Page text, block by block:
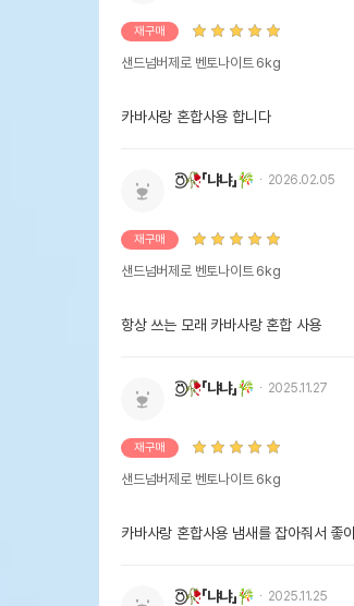
재구매
샌드넘버제로 벤토나이트 6kg
카바사랑 혼합사용 합니다
⍥⃝🥀「냐냐」🎋 2026.02.05
재구매
샌드넘버제로 벤토나이트 6kg
항상 쓰는 모래 카바사랑 혼합 사용
⍥⃝🥀「냐냐」🎋 2025.11.27
재구매
샌드넘버제로 벤토나이트 6kg
카바사랑 혼합사용 냄새를 잡아줘서 좋
⍥⃝🥀「냐냐」🎋 2025.11.25